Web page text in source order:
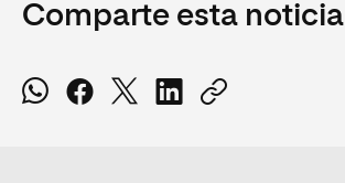
Comparte esta noticia